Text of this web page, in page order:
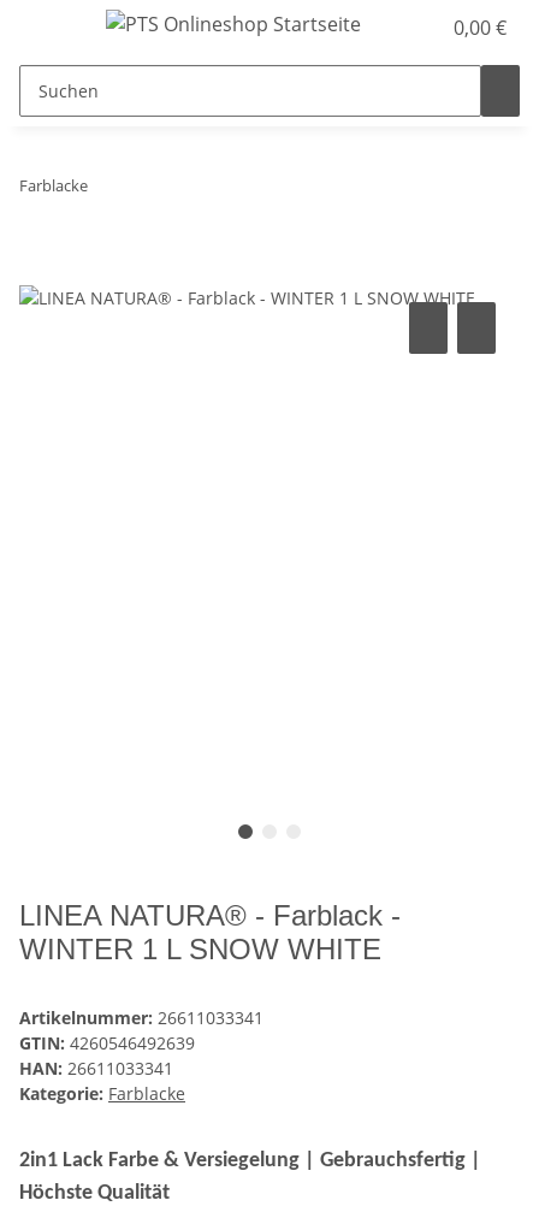
0,00 €
Farblacke
LINEA NATURA® - Farblack -
WINTER 1 L SNOW WHITE
Artikelnummer: 26611033341
GTIN: 4260546492639
HAN: 26611033341
Kategorie: Farblacke
2in1 Lack Farbe & Versiegelung | Gebrauchsfertig |
Höchste Qualität